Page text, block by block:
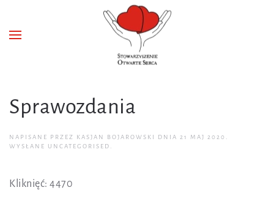
Sprawozdania
NAPISANE PRZEZ KASJAN BOJAROWSKI DNIA 21 MAJ 2020
WYSŁANE UNCATEGORISED
Kliknięć: 4470